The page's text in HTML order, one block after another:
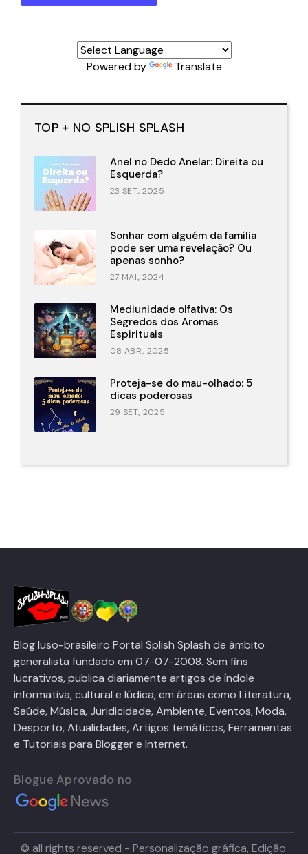
Powered by Translate
TOP + NO SPLISH SPLASH
Anel no Dedo Anelar: Direita ou
Esquerda?
23 SET., 2025
Sonhar com alguém da família
pode ser uma revelação? Ou
apenas sonho?
27 MAI., 2024
Mediunidade olfativa: Os
Segredos dos Aromas
Espirituais
08 ABR., 2025
Proteja-se do mau-olhado: 5
dicas poderosas
29 SET., 2025
Blog luso-brasileiro Portal Splish Splash de âmbito
generalista fundado em 07-07-2008. Sem fins
lucrativos, publica diariamente artigos de índole
informativa, cultural e lúdica, em áreas como Literatura,
Saúde, Música, Juridicidade, Ambiente, Eventos, Moda,
Desporto, Atualidades, Artigos temáticos, Ferramentas
e Tutoriais para Blogger e Internet.
Blogue Aprovado no
© all rights reserved - Personalização gráfica, Edição